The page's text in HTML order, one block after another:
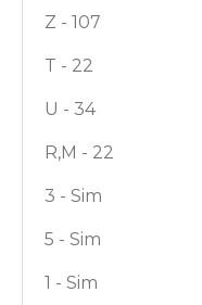
Z - 107
T - 22
U - 34
R,M - 22
3 - Sim
5 - Sim
1 - Sim